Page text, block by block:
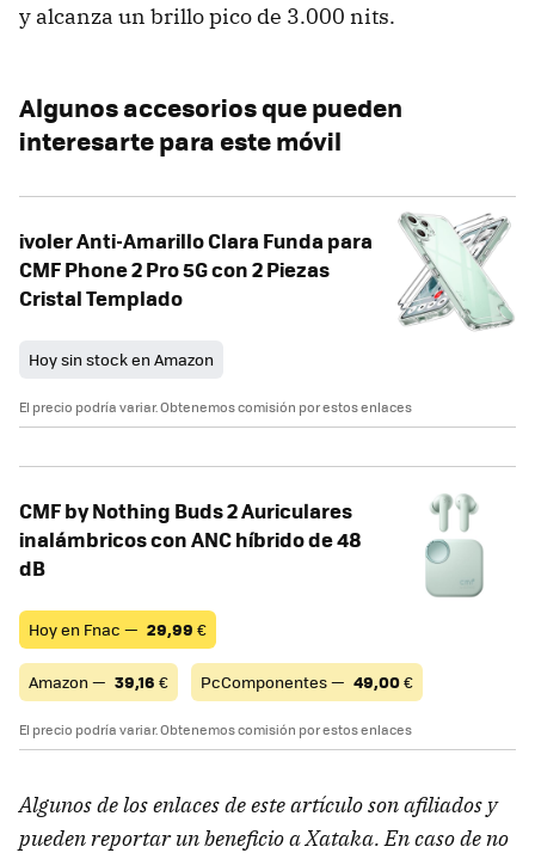
y alcanza un brillo pico de 3.000 nits.
Algunos accesorios que pueden
interesarte para este móvil
ivoler Anti-Amarillo Clara Funda para
CMF Phone 2 Pro 5G con 2 Piezas
Cristal Templado
Hoy sin stock en Amazon
El precio podría variar. Obtenemos comisión por estos enlaces
CMF by Nothing Buds 2 Auriculares
inalámbricos con ANC híbrido de 48
dB
Hoy en Fnac — 29,99 €
Amazon — 39,16 € PcComponentes — 49,00€
El precio podría variar. Obtenemos comisión por estos enlaces
Algunos de los enlaces de este artículo son afiliados y
pueden reportar un beneficio a Xataka. En caso de no